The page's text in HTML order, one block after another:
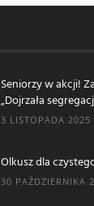
Seniorzy w akcji!
„Dojrzała
3 LISTOPADA 2025
Olkusz dla
30 PAŹDZIERNIKA